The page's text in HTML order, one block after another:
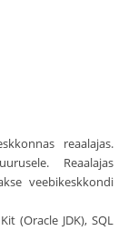
reaalajas.
Reaalajas
veebikeskkondi
(Oracle JDK), SQL